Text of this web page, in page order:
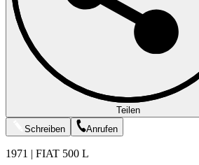
Teilen
Schreiben
Anrufen
1971 | FIAT 500 L